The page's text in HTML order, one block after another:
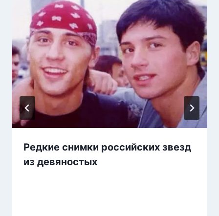
Редкие снимки российских звезд
из девяностых